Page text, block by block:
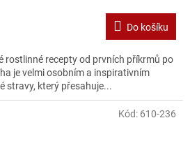
Do košíku
rostlinné recepty od prvních příkrmů po
je velmi osobním a inspirativním
stravy, který přesahuje...
Kód: 610-236